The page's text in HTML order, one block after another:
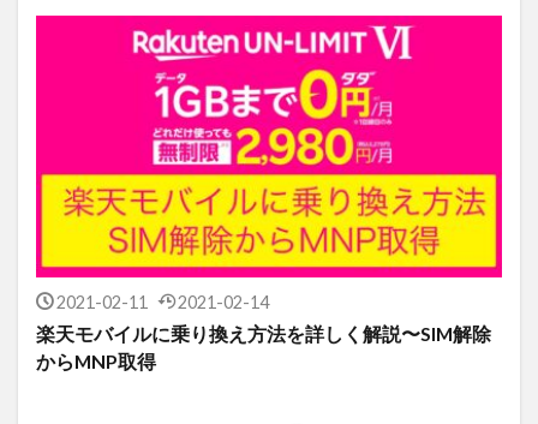
2021-02-11 2021-02-14
楽天モバイルに乗り換え方法を詳しく解説〜SIM解除
からMNP取得